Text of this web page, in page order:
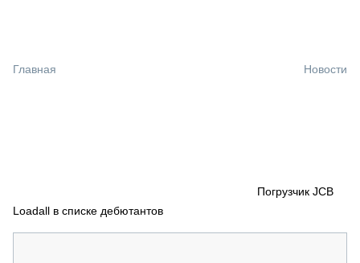
СПЕЦПРОЕКТЫ
Главная Новости
Погрузчик JCB
Loadall в списке дебютантов